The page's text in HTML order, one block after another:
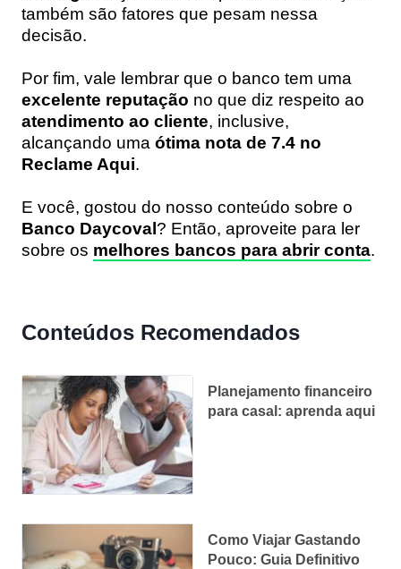
também são fatores que pesam nessa
decisão.
Por fim, vale lembrar que o banco tem uma
excelente reputação no que diz respeito ao
atendimento ao cliente, inclusive,
alcançando uma ótima nota de 7.4 no
Reclame Aqui.
E você, gostou do nosso conteúdo sobre o
Banco Daycoval ? Então, aproveite para ler
sobre os melhores bancos para abrir conta.
Conteúdos Recomendados
Planejamento financeiro
para casal: aprenda aqui
Como Viajar Gastando
Pouco: Guia Definitivo